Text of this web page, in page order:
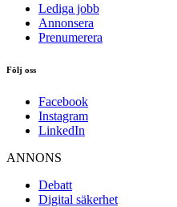
Lediga jobb
Annonsera
Prenumerera
Följ oss
Facebook
Instagram
LinkedIn
ANNONS
Debatt
Digital säkerhet